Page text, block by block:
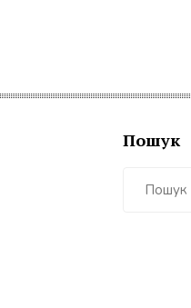
Пошук